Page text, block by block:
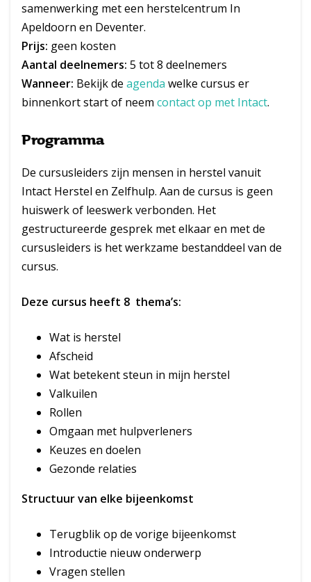
samenwerking met een herstelcentrum In
Apeldoorn en Deventer.
Prijs: geen kosten
Aantal deelnemers: 5 tot 8 deelnemers
Wanneer: Bekijk de agenda welke cursus er
binnenkort start of neem contact op met Intact.
Programma
De cursusleiders zijn mensen in herstel vanuit
Intact Herstel en Zelfhulp. Aan de cursus is geen
huiswerk of leeswerk verbonden. Het
gestructureerde gesprek met elkaar en met de
cursusleiders is het werkzame bestanddeel van de
cursus.
Deze cursus heeft 8 thema’s:
Wat is herstel
Afscheid
Wat betekent steun in mijn herstel
Valkuilen
Rollen
Omgaan met hulpverleners
Keuzes en doelen
Gezonde relaties
Structuur van elke bijeenkomst
Terugblik op de vorige bijeenkomst
Introductie nieuw onderwerp
Vragen stellen